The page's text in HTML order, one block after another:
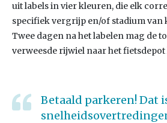
uit labels in vier kleuren, die elk
specifiek vergrijp en/of stadium
Twee dagen na het labelen mag de
verweesde rijwiel naar het
Betaald parkeren! Dat